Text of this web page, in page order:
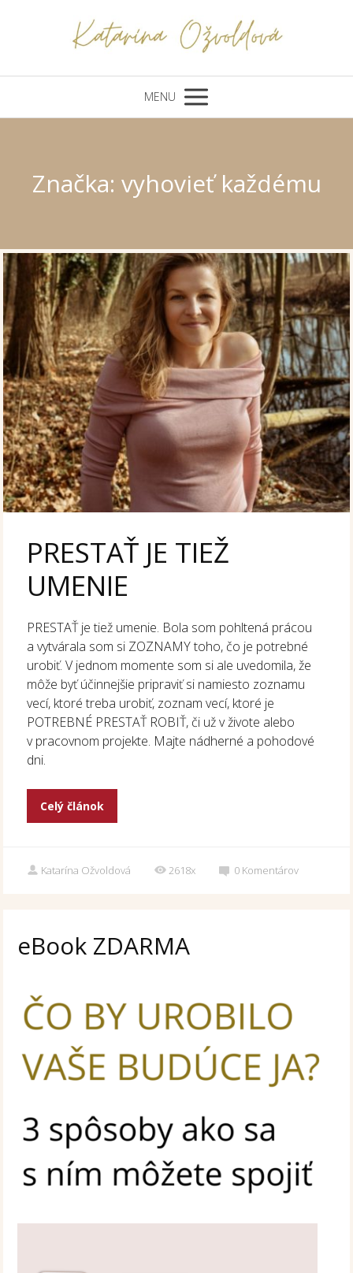
MENU
Značka: vyhovieť každému
PRESTAŤ JE TIEŽ
UMENIE
PRESTAŤ je tiež umenie. Bola som pohltená prácou
a vytvárala som si ZOZNAMY toho, čo je potrebné
urobiť. V jednom momente som si ale uvedomila, že
môže byť účinnejšie pripraviť si namiesto zoznamu
vecí, ktoré treba urobiť, zoznam vecí, ktoré je
POTREBNÉ PRESTAŤ ROBIŤ, či už v živote alebo
v pracovnom projekte. Majte nádherné a pohodové
dni.
Celý článok
Katarína Ožvoldová 2618x 0 Komentárov
eBook ZDARMA